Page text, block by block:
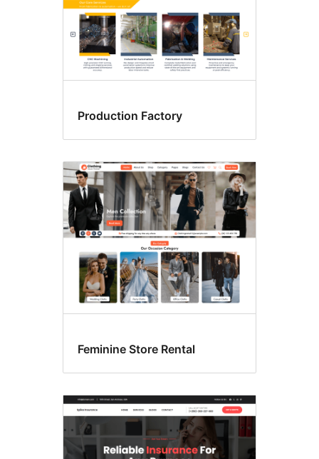
Production Factory
Feminine Store Rental